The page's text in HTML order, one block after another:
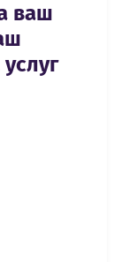
ваш